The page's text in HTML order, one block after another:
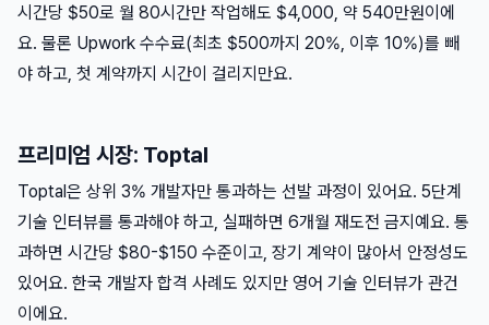
시간당 $50로 월 80시간만 작업해도 $4,000, 약 540만원이에
요. 물론 Upwork 수수료(최초 $500까지 20%, 이후 10%)를 빼
야 하고, 첫 계약까지 시간이 걸리지만요.
프리미엄 시장: Toptal
Toptal은 상위 3% 개발자만 통과하는 선발 과정이 있어요. 5단계
기술 인터뷰를 통과해야 하고, 실패하면 6개월 재도전 금지예요. 통
과하면 시간당 $80-$150 수준이고, 장기 계약이 많아서 안정성도
있어요. 한국 개발자 합격 사례도 있지만 영어 기술 인터뷰가 관건
이에요.